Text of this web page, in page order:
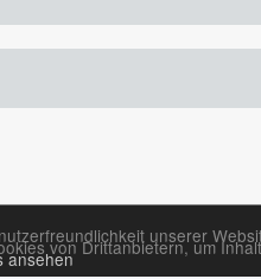
unserer
von Drittanbietern, um
ansehen